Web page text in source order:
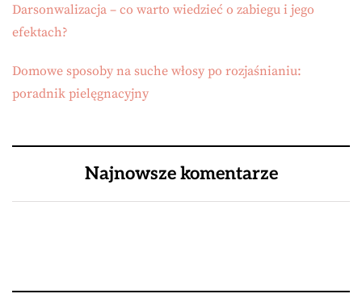
Darsonwalizacja – co warto wiedzieć o zabiegu i jego
efektach?
Domowe sposoby na suche włosy po rozjaśnianiu:
poradnik pielęgnacyjny
Najnowsze komentarze